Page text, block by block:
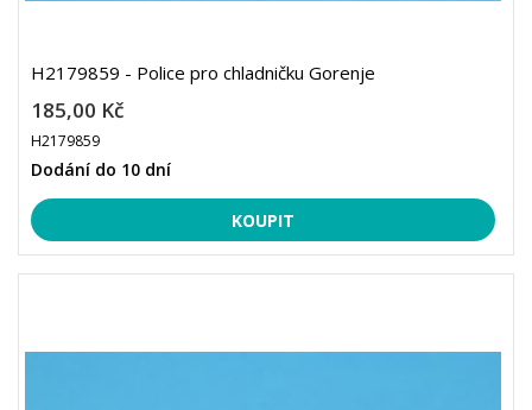
H2179859 - Police pro chladničku Gorenje
185,00 Kč
H2179859
Dodání do 10 dní